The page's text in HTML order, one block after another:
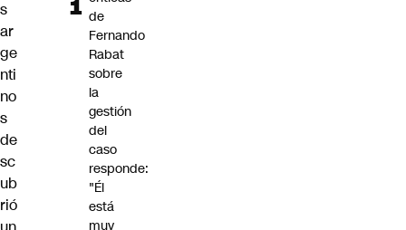
s
ar
ge
nti
no
s
de
sc
ub
rió
de
Fernando
Rabat
sobre
la
gestión
del
caso
responde:
"Él
está
muy